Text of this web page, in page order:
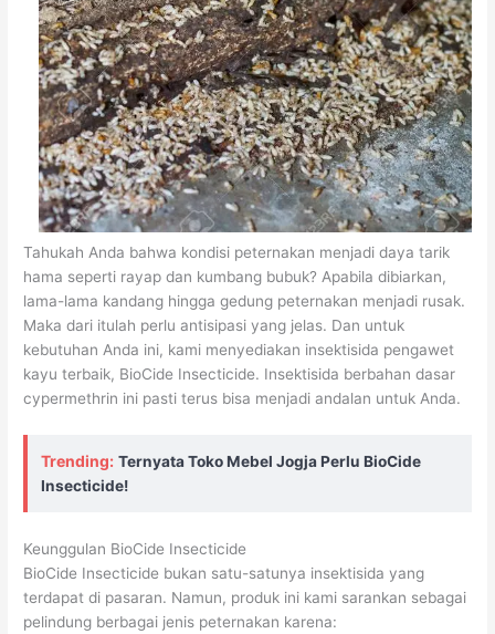
Tahukah Anda bahwa kondisi peternakan menjadi daya tarik
hama seperti rayap dan kumbang bubuk? Apabila dibiarkan,
lama-lama kandang hingga gedung peternakan menjadi rusak.
Maka dari itulah perlu antisipasi yang jelas. Dan untuk
kebutuhan Anda ini, kami menyediakan insektisida pengawet
kayu terbaik, BioCide Insecticide. Insektisida berbahan dasar
cypermethrin ini pasti terus bisa menjadi andalan untuk Anda.
Trending: Ternyata Toko Mebel Jogja Perlu BioCide
Insecticide!
Keunggulan BioCide Insecticide
BioCide Insecticide bukan satu-satunya insektisida yang
terdapat di pasaran. Namun, produk ini kami sarankan sebagai
pelindung berbagai jenis peternakan karena: